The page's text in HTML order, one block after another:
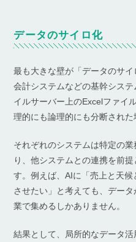
データのサイロ化
最も大きな壁が「データのサイ
会計システムなどの基幹シス
イルサーバー上のExcelファイ
理的にも論理的にも分断された
それぞれのシステムは特定の
り、他システムとの連携を前
す。例えば、AIに「売上と天
させたい」と考えても、デー
業で集めるしかありません。
結果として、局所的なデータ